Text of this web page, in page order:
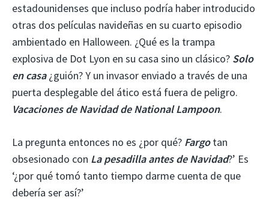
estadounidenses que incluso podría haber introducido
otras dos películas navideñas en su cuarto episodio
ambientado en Halloween. ¿Qué es la trampa
explosiva de Dot Lyon en su casa sino un clásico? Solo
en casa¿guión? Y un invasor enviado a través de una
puerta desplegable del ático está fuera de peligro.
Vacaciones de Navidad de National Lampoon.
La pregunta entonces no es ¿por qué? Fargotan
obsesionado con La pesadilla antes de Navidad?’ Es
‘¿por qué tomó tanto tiempo darme cuenta de que
debería ser así?’